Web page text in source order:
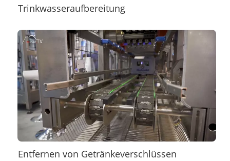
Trinkwasseraufbereitung
Entfernen von Getränkeverschlüssen